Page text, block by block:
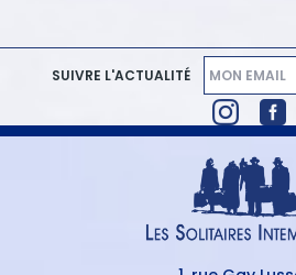
SUIVRE L'ACTUALITÉ